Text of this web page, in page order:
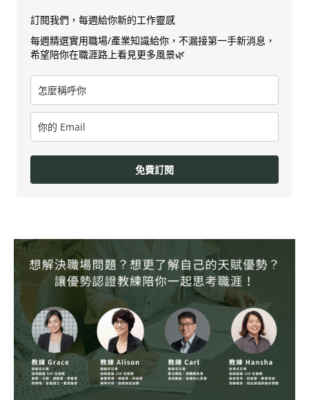
訂閱我們，每週給你新的工作靈感
每週精選實用職場/產業知識給你，不漏接第一手新消息，
希望陪你在職涯路上看見更多風景🌿
免費訂閱